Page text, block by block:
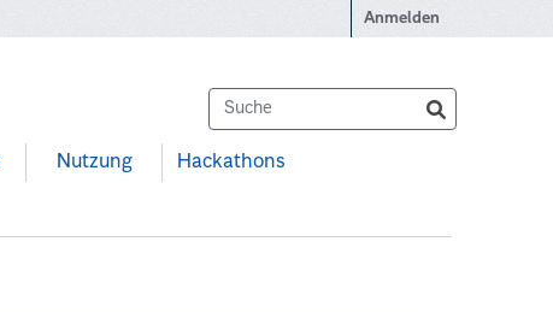
Anmelden
Nutzung Hackathons